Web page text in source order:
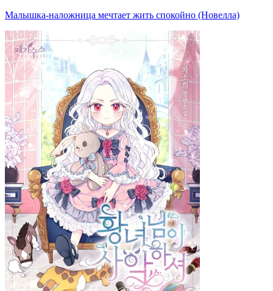
Малышка-наложница мечтает жить спокойно (Новелла)